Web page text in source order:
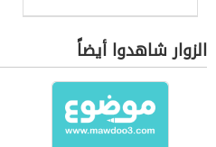
الزوار شاهدوا أيضاً